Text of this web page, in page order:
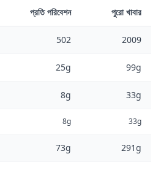
প্রতি পরিবেশন পুরো খাবার
502 2009
25g 99g
8g 33g
8g 33g
73g 291g